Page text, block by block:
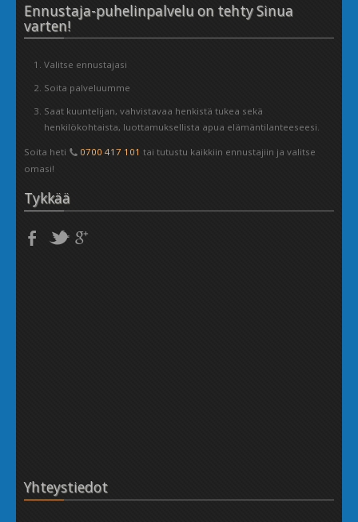
Ennustaja-puhelinpalvelu on tehty Sinua
varten!
Valitse ennustajasi
Soita palveluumme
Saat kuuntelijan, vahvistavaa henkistä tukea sekä
henkilökohtaista, luottamuksellista apua elämäntilanteeseesi.
Soita heti 0700 417 101 tai tutustu kaikkiin ennustajiin ja valitse
omasi!
Tykkää
Yhteystiedot